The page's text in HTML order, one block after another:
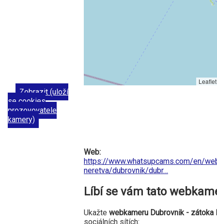
Zobrazit (uloží
se cookies
prozovovatele
kamery)
Web:
https://www.whatsupcams.com/en/
neretva/dubrovnik/dubr…
Líbí se vám tato
Ukažte webkameru Dubrovnik - zátoka
sociálních sítích: